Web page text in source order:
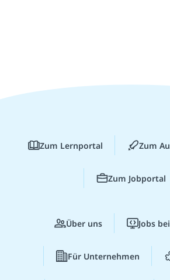
Zum Lernportal Zum
Zum Jobportal
Über uns Jobs
Für Unternehmen